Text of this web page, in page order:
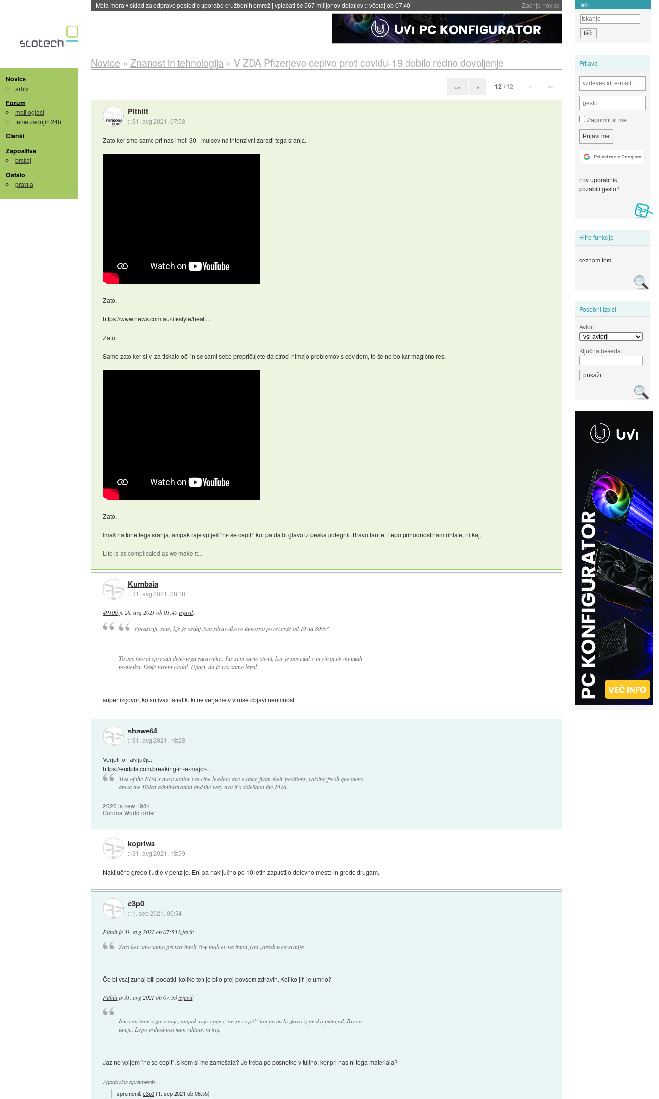
Zadnje novice
Meta mora v sklad za odpravo posledic uporabe družbenih omrežij vplačati še 567 milijonov dolarjev ::včeraj ob 07:40 Išči:
Novice
arhiv
Forum
mali oglasi
teme zadnjih 24h
Članki
Zaposlitve
brskaj
Ostalo
pravila
Prijava
Zapomni si me
nov uporabnik
pozabili geslo?
Hitre funkcije
seznam tem
Posebni izpisi
Avtor:
Ključna beseda:
Novice » Znanost in tehnologija» V ZDA Pfizerjevo cepivo proti covidu-19 dobilo redno dovoljenje
«« « 12 / 12 » »»
Pithlit
::31. avg 2021, 07:53
Zato ker smo samo pri nas imeli 30+ mulcev na intenzivni zaradi tega sranja.
Zato.
https://www.news.com.au/lifestyle/healt...
Zato.
Samo zato ker si vi za tiskate oči in se sami sebe prepričujete da otroci nimajo problemov s covidom, to še ne bo kar magično res.
Zato.
Imaš na tone tega sranja, ampak raje vpiješ "ne se cepit!" kot pa da bi glavo iz peska potegnil. Bravo fantje. Lepo prihodnost nam rihtate, ni kaj.
Life is as complicated as we make it...
Kumbaja
::31. avg 2021, 08:18
49106 je 28. avg 2021 ob 01:47izjavil:
Vprašanje zate, kje je sedaj tisto zdravnikovo famozno povečanje od 10 na 80%?
To boš moral vprašati dotičnega zdravnika. Jaz sem samo strnil, kar je povedal v prvih petih minutah
posnetka. Dalje nisem gledal. Upam, da je res samo lapal.
super izgovor, ko antivax fanatik, ki ne verjame v viruse objavi neumnost.
sbawe64
::31. avg 2021, 18:23
Verjetno naključje:
https://endpts.com/breaking-in-a-major-...
Two of the FDA's most senior vaccine leaders are exiting from their positions, raising fresh questions
about the Biden administration and the way that it's sidelined the FDA.
2020 is new 1984
Corona World order
kopriwa
::31. avg 2021, 18:59
Naključno gredo ljudje v penzijo. Eni pa naključno po 10 letih zapustijo delovno mesto in gredo drugam.
c3p0
:: 1. sep 2021, 06:54
Pithlitje 31. avg 2021 ob 07:53 izjavil:
Zato ker smo samo pri nas imeli 30+ mulcev na intenzivni zaradi tega sranja.
Če bi vsaj zunaj bili podatki, koliko teh je bilo prej povsem zdravih. Koliko jih je umrlo?
Pithlitje31. avg 2021 ob 07:53 izjavil:
Imaš na tone tega sranja, ampak raje vpiješ "ne se cepit!" kot pa da bi glavo iz peska potegnil. Bravo
fantje. Lepo prihodnost nam rihtate, ni kaj.
Jaz ne vpijem "ne se cepit", s kom si me zamešala? Je treba po posnetke v tujino, ker pri nas ni tega materiala?
Zgodovina sprememb…
spremenil:c3p0(1. sep 2021 ob 06:55)